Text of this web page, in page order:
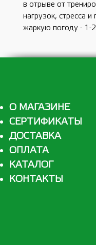
в отрыве от
нагрузок, стресса
жаркую погоду - 1-
О МАГАЗИНЕ
СЕРТИФИКАТЫ
ДОСТАВКА
ОПЛАТА
КАТАЛОГ
КОНТАКТЫ